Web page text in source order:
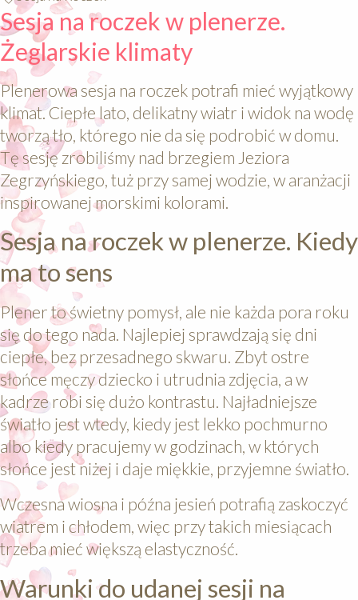
Sesja na roczek w plenerze.
Żeglarskie klimaty
Plenerowa sesja na roczek potrafi mieć wyjątkowy
klimat. Ciepłe lato, delikatny wiatr i widok na wodę
tworzą tło, którego nie da się podrobić w domu.
Tę sesję zrobiliśmy nad brzegiem Jeziora
Zegrzyńskiego, tuż przy samej wodzie, w aranżacji
inspirowanej morskimi kolorami.
Sesja na roczek w plenerze. Kiedy
ma to sens
Plener to świetny pomysł, ale nie każda pora roku
się do tego nada. Najlepiej sprawdzają się dni
ciepłe, bez przesadnego skwaru. Zbyt ostre
słońce męczy dziecko i utrudnia zdjęcia, a w
kadrze robi się dużo kontrastu. Najładniejsze
światło jest wtedy, kiedy jest lekko pochmurno
albo kiedy pracujemy w godzinach, w których
słońce jest niżej i daje miękkie, przyjemne światło.
Wczesna wiosna i późna jesień potrafią zaskoczyć
wiatrem i chłodem, więc przy takich miesiącach
trzeba mieć większą elastyczność.
Warunki do udanej sesji na